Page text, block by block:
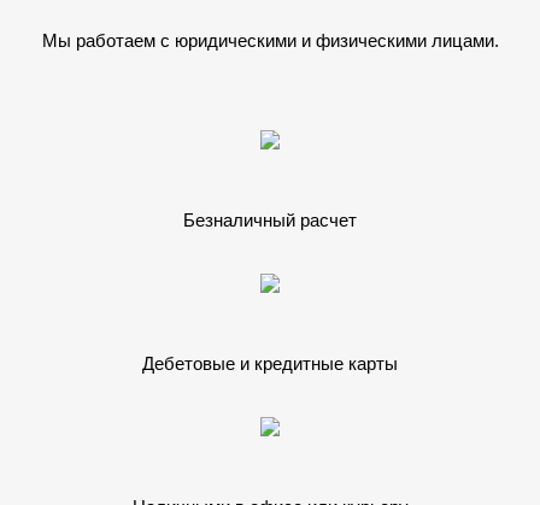
Мы работаем с юридическими и физическими лицами.
Безналичный расчет
Дебетовые и кредитные карты